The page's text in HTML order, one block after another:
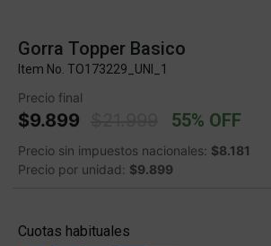
Gorra Topper Basico
Item No. TO173229_UNI_1
Precio final
$9.899 Price reduced from
55% OFF
Precio sin impuestos nacionales: $8.181
Precio por unidad: $9.899
Cuotas habituales